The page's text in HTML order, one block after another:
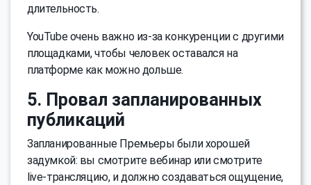
длительность.
YouTube очень важно из-за конкуренции с другими
площадками, чтобы человек оставался на
платформе как можно дольше.
5. Провал запланированных
публикаций
Запланированные Премьеры были хорошей
задумкой: вы смотрите вебинар или смотрите
live-трансляцию, и должно создаваться ощущение,